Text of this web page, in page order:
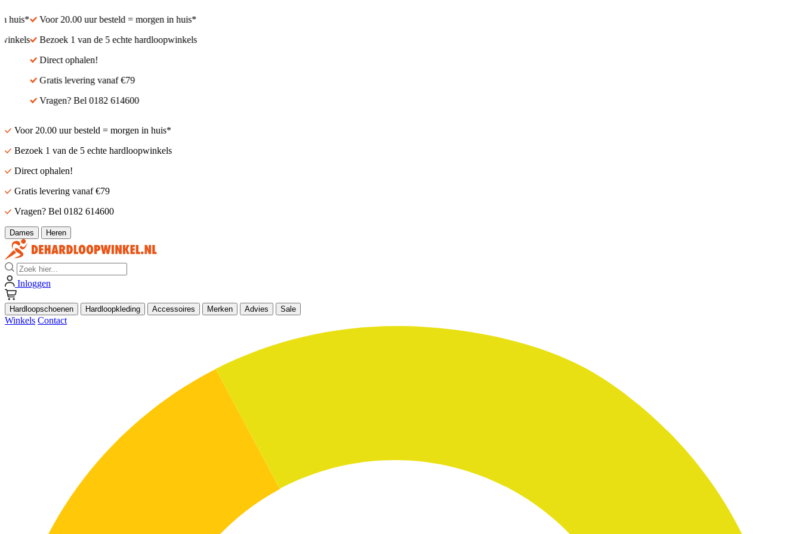
huis*
Voor 20.00 uur besteld = morgen in huis*
Bezoek 1 van de 5 echte hardloopwinkels
Direct ophalen!
Gratis levering vanaf €79
Vragen? Bel 0182 614600
Voor 20.00 uur besteld = morgen in huis*
Bezoek 1 van de 5 echte hardloopwinkels
Direct ophalen!
Gratis levering vanaf €79
Vragen? Bel 0182 614600
Dames Heren
Zoek
Inloggen
Hardloopschoenen Hardloopkleding Accessoires Merken Advies Sale
Winkels Contact